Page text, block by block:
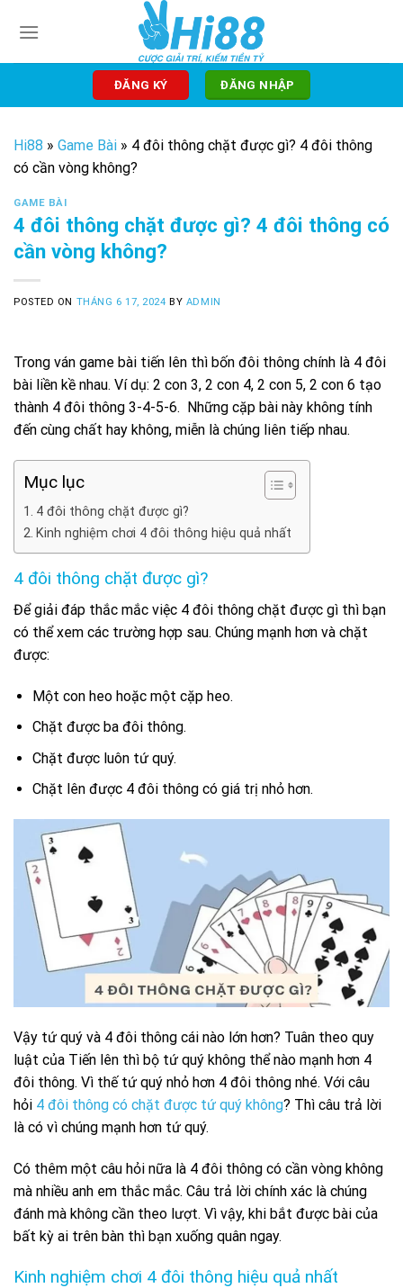
ĐĂNG KÝ ĐĂNG NHẬP
Hi88 » Game Bài » 4 đôi thông chặt được gì? 4 đôi thông
có cần vòng không?
GAME BÀI
4 đôi thông chặt được gì? 4 đôi thông có
cần vòng không?
POSTED ON THÁNG 6 17, 2024 BY ADMIN
Trong ván game bài tiến lên thì bốn đôi thông chính là 4 đôi
bài liền kề nhau. Ví dụ: 2 con 3, 2 con 4, 2 con 5, 2 con 6 tạo
thành 4 đôi thông 3-4-5-6. Những cặp bài này không tính
đến cùng chất hay không, miễn là chúng liên tiếp nhau.
Mục lục
4 đôi thông chặt được gì?
Kinh nghiệm chơi 4 đôi thông hiệu quả nhất
4 đôi thông chặt được gì?
Để giải đáp thắc mắc việc 4 đôi thông chặt được gì thì bạn
có thể xem các trường hợp sau. Chúng mạnh hơn và chặt
được:
Một con heo hoặc một cặp heo.
Chặt được ba đôi thông.
Chặt được luôn tứ quý.
Chặt lên được 4 đôi thông có giá trị nhỏ hơn.
Vậy tứ quý và 4 đôi thông cái nào lớn hơn? Tuân theo quy
luật của Tiến lên thì bộ tứ quý không thể nào mạnh hơn 4
đôi thông. Vì thế tứ quý nhỏ hơn 4 đôi thông nhé. Với câu
hỏi 4 đôi thông có chặt được tứ quý không? Thì câu trả lời
là có vì chúng mạnh hơn tứ quý.
Có thêm một câu hỏi nữa là 4 đôi thông có cần vòng không
mà nhiều anh em thắc mắc. Câu trả lời chính xác là chúng
đánh mà không cần theo lượt. Vì vậy, khi bắt được bài của
bất kỳ ai trên bàn thì bạn xuống quân ngay.
Kinh nghiệm chơi 4 đôi thông hiệu quả nhất